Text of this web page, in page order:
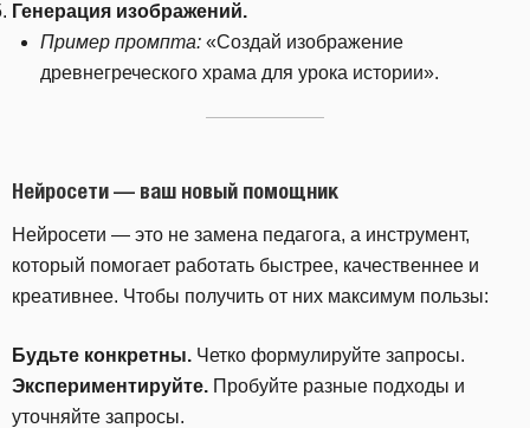
Генерация изображений.
Пример промпта: «Создай изображение
древнегреческого храма для урока истории».
Нейросети — ваш новый помощник
Нейросети — это не замена педагога, а инструмент,
который помогает работать быстрее, качественнее и
креативнее. Чтобы получить от них максимум пользы:
Будьте конкретны. Четко формулируйте запросы.
Экспериментируйте. Пробуйте разные подходы и
уточняйте запросы.